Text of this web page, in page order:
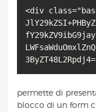
<div
permette di
blocco di un form